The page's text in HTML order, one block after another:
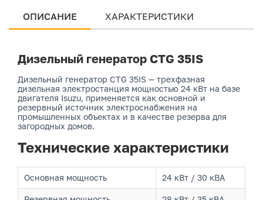
ОПИСАНИЕ ХАРАКТЕРИСТИКИ
Дизельный генератор CTG 35IS
Дизельный генератор CTG 35IS — трехфазная
дизельная электростанция мощностью 24 кВт на базе
двигателя Isuzu, применяется как основной и
резервный источник электроснабжения на
промышленных объектах и в качестве резерва для
загородных домов.
Технические характеристики
Основная мощность 24 кВт / 30 кВА